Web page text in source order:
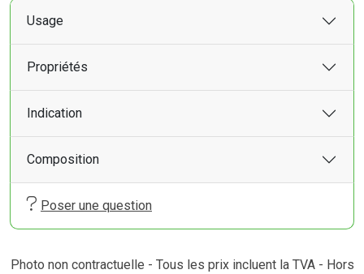
Usage
Propriétés
Indication
Composition
Poser une question
Photo non contractuelle - Tous les prix incluent la TVA - Hors